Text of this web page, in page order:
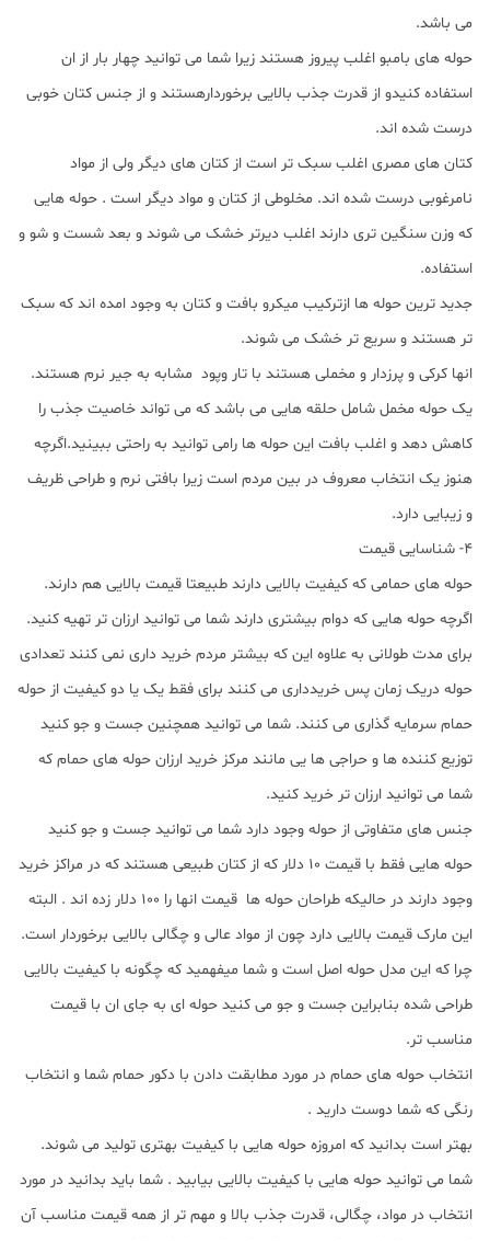
می باشد.
حوله های بامبو اغلب پیروز هستند زیرا شما می توانید چهار بار از ان
استفاده کنیدو از قدرت جذب بالایی برخوردارهستند و از جنس کتان خوبی
درست شده اند.
کتان های مصری اغلب سبک تر است از کتان های دیگر ولی از مواد
نامرغوبی درست شده اند. مخلوطی از کتان و مواد دیگر است . حوله هایی
که وزن سنگین تری دارند اغلب دیرتر خشک می شوند و بعد شست و شو و
استفاده.
جدید ترین حوله ها ازترکیب میکرو بافت و کتان به وجود امده اند که سبک
تر هستند و سریع تر خشک می شوند.
انها کرکی و پرزدار و مخملی هستند با تار وپود مشابه به جیر نرم هستند.
یک حوله مخمل شامل حلقه هایی می باشد که می تواند خاصیت جذب را
کاهش دهد و اغلب بافت این حوله ها رامی توانید به راحتی ببینید.اگرچه
هنوز یک انتخاب معروف در بین مردم است زیرا بافتی نرم و طراحی ظریف
و زیبایی دارد.
4- شناسایی قیمت
حوله های حمامی که کیفیت بالایی دارند طبیعتا قیمت بالایی هم دارند.
اگرچه حوله هایی که دوام بیشتری دارند شما می توانید ارزان تر تهیه کنید.
برای مدت طولانی به علاوه این که بیشتر مردم خرید داری نمی کنند تعدادی
حوله دریک زمان پس خریدداری می کنند برای فقط یک یا دو کیفیت از حوله
حمام سرمایه گذاری می کنند. شما می توانید همچنین جست و جو کنید
توزیع کننده ها و حراجی ها یی مانند مرکز خرید ارزان حوله های حمام که
شما می توانید ارزان تر خرید کنید.
جنس های متفاوتی از حوله وجود دارد شما می توانید جست و جو کنید
حوله هایی فقط با قیمت 10 دلار که از کتان طبیعی هستند که در مراکز خرید
وجود دارند در حالیکه طراحان حوله ها قیمت انها را 100 دلار زده اند . البته
این مارک قیمت بالایی دارد چون از مواد عالی و چگالی بالایی برخوردار است.
چرا که این مدل حوله اصل است و شما میفهمید که چگونه با کیفیت بالایی
طراحی شده بنابراین جست و جو می کنید حوله ای به جای ان با قیمت
مناسب تر.
انتخاب حوله های حمام در مورد مطابقت دادن با دکور حمام شما و انتخاب
رنگی که شما دوست دارید .
بهتر است بدانید که امروزه حوله هایی با کیفیت بهتری تولید می شوند.
شما می توانید حوله هایی با کیفیت بالایی بیابید . شما باید بدانید در مورد
انتخاب در مواد، چگالی، قدرت جذب بالا و مهم تر از همه قیمت مناسب آن